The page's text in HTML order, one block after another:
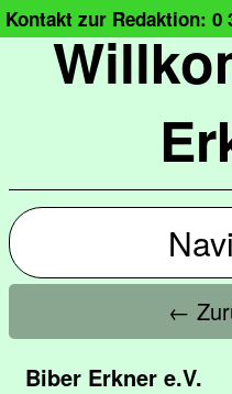
Kontakt zur Redaktion: 0
←
Biber Erkner e.V.